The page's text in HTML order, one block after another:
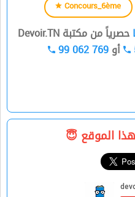
Concours_6ème
حصرياً من مكتبة Devoir.TN
أو99 062 769
الموقع 😇